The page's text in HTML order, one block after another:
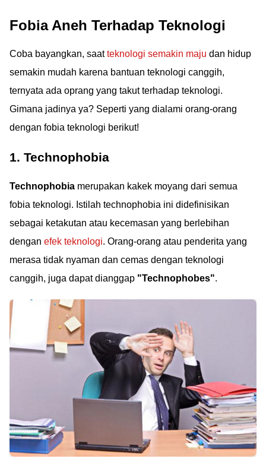
Fobia Aneh Terhadap Teknologi
Coba bayangkan, saatteknologi semakin maju dan hidup
semakin mudah karena bantuan teknologi canggih,
ternyata ada oprang yang takut terhadap teknologi.
Gimana jadinya ya? Seperti yang dialami orang-orang
dengan fobia teknologi berikut!
1. Technophobia
Technophobia merupakan kakek moyang dari semua
fobia teknologi. Istilah technophobia ini didefinisikan
sebagai ketakutan atau kecemasan yang berlebihan
dengan efek teknologi. Orang-orang atau penderita yang
merasa tidak nyaman dan cemas dengan teknologi
canggih, juga dapat dianggap "Technophobes".